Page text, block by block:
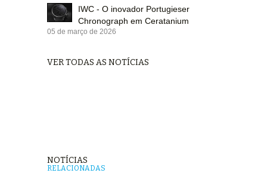
IWC - O inovador Portugieser
Chronograph em Ceratanium
05 de março de 2026
VER TODAS AS NOTÍCIAS
NOTÍCIAS
RELACIONADAS